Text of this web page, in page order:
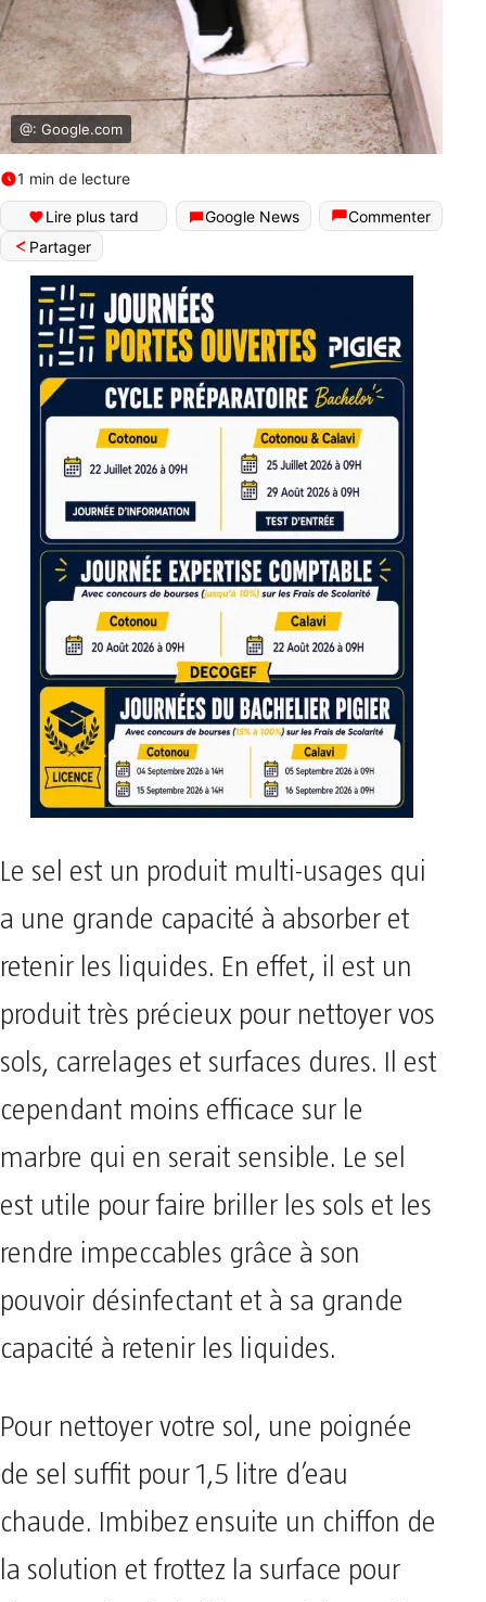
@: Google.com
1 min de lecture
Lire plus tard Google News
Commenter
Partager
Le sel est un produit multi-usages qui
a une grande capacité à absorber et
retenir les liquides. En effet, il est un
produit très précieux pour nettoyer vos
sols, carrelages et surfaces dures. Il est
cependant moins efficace sur le
marbre qui en serait sensible. Le sel
est utile pour faire briller les sols et les
rendre impeccables grâce à son
pouvoir désinfectant et à sa grande
capacité à retenir les liquides.
Pour nettoyer votre sol, une poignée
de sel suffit pour 1,5 litre d’eau
chaude. Imbibez ensuite un chiffon de
la solution et frottez la surface pour